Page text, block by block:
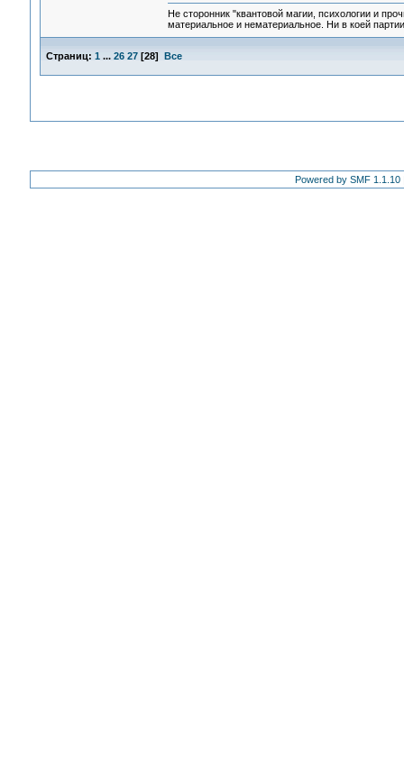
Не сторонник "квантовой магии, психологии и
материальное и нематериальное. Ни в коей
Страниц: 1 ... 26 27[28] Все
Powered by SMF 1.1.10